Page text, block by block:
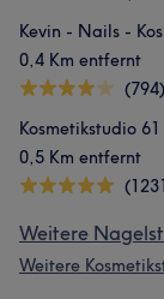
Kevin - Nails -
0,4 Km entfernt
(794)
Kosmetikstudio 61
0,5 Km entfernt
Weitere
Weitere